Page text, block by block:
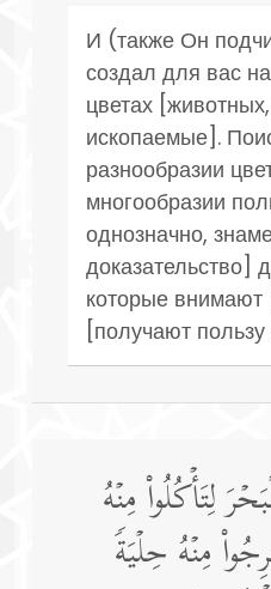
И (также Он
создал для вас
цветах
ископаемые].
разнообразии
многообразии
однозначно,
доказательство]
которые
[получают пользу
لِتَأۡكُلُوا۟ مِنۡهُ
مِنۡهُ حِلۡیَةࣰ